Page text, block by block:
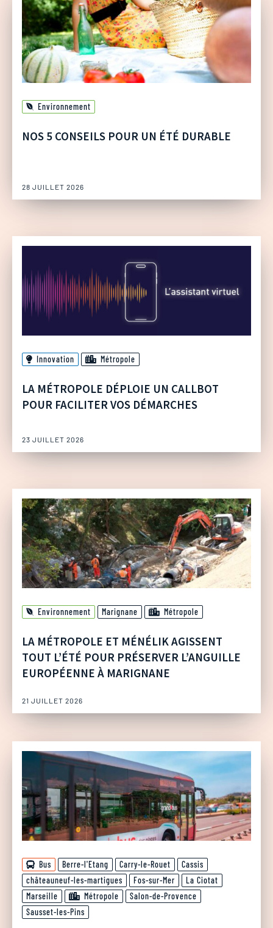
Environnement
NOS 5 CONSEILS POUR UN ÉTÉ DURABLE
28 JUILLET 2026
Innovation Métropole
LA MÉTROPOLE DÉPLOIE UN CALLBOT
POUR FACILITER VOS DÉMARCHES
23 JUILLET 2026
Environnement Marignane Métropole
LA MÉTROPOLE ET MÉNÉLIK AGISSENT
TOUT L’ÉTÉ POUR PRÉSERVER L’ANGUILLE
EUROPÉENNE À MARIGNANE
21 JUILLET 2026
Bus Berre-l'Etang Carry-le-Rouet
Cassis
châteauneuf-les-martigues
Fos-sur-Mer
La Ciotat
Marseille
Métropole
Salon-de-Provence
Sausset-les-Pins